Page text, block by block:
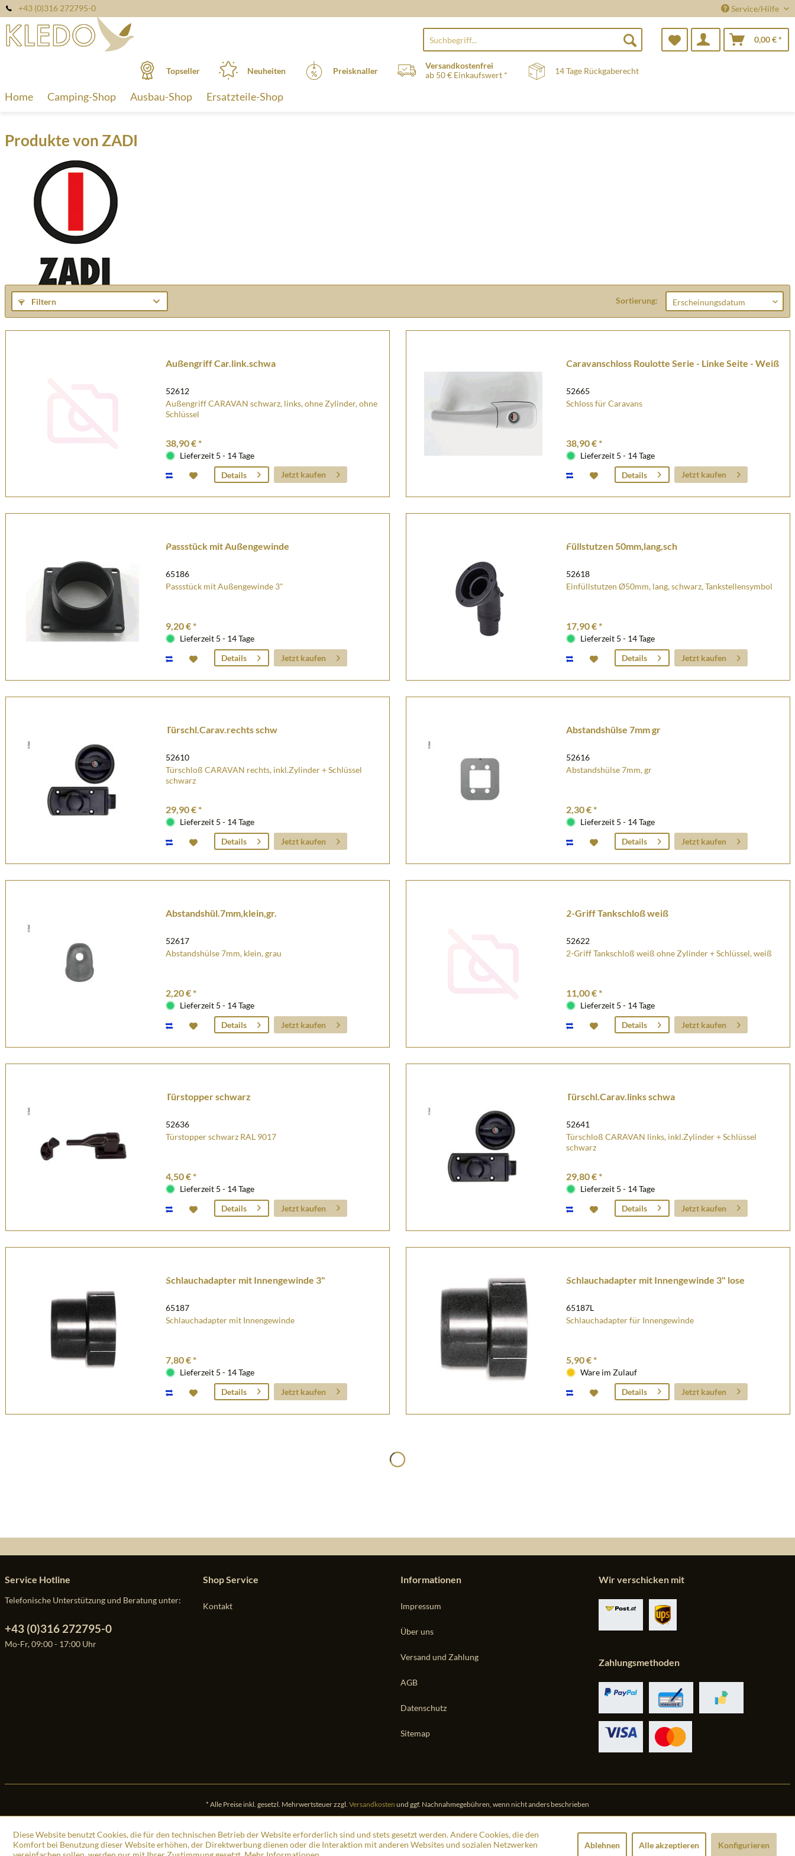
+43 (0)316 272795-0 Service/Hilfe
0,00 € *
Topseller Neuheiten Preisknaller
Versandkostenfrei
ab 50 € Einkaufswert *
14 Tage Rückgaberecht
Home Camping-Shop Ausbau-Shop Ersatzteile-Shop
Produkte von ZADI
Filtern Sortierung:
Außengriff Car.link.schwa
52612
Außengriff CARAVAN schwarz, links, ohne Zylinder, ohne
Schlüssel
38,90 € *
Lieferzeit 5 - 14 Tage
Details
Jetzt kaufen
Caravanschloss Roulotte Serie - Linke Seite - Weiß
52665
Schloss für Caravans
38,90 € *
Lieferzeit 5 - 14 Tage
Details
Jetzt kaufen
Passstück mit Außengewinde
65186
Passstück mit Außengewinde 3"
9,20 € *
Lieferzeit 5 - 14 Tage
Details
Jetzt kaufen
Füllstutzen 50mm,lang,sch
52618
Einfüllstutzen Ø50mm, lang, schwarz, Tankstellensymbol
17,90 € *
Lieferzeit 5 - 14 Tage
Details
Jetzt kaufen
Türschl.Carav.rechts schw
52610
Türschloß CARAVAN rechts, inkl.Zylinder + Schlüssel
schwarz
29,90 € *
Lieferzeit 5 - 14 Tage
Details
Jetzt kaufen
Abstandshülse 7mm gr
52616
Abstandshülse 7mm, gr
2,30 € *
Lieferzeit 5 - 14 Tage
Details
Jetzt kaufen
Abstandshül.7mm,klein,gr.
52617
Abstandshülse 7mm, klein, grau
2,20 € *
Lieferzeit 5 - 14 Tage
Details
Jetzt kaufen
2-Griff Tankschloß weiß
52622
2-Griff Tankschloß weiß ohne Zylinder + Schlüssel, weiß
11,00 € *
Lieferzeit 5 - 14 Tage
Details
Jetzt kaufen
Türstopper schwarz
52636
Türstopper schwarz RAL 9017
4,50 € *
Lieferzeit 5 - 14 Tage
Details
Jetzt kaufen
Türschl.Carav.links schwa
52641
Türschloß CARAVAN links, inkl.Zylinder + Schlüssel
schwarz
29,80 € *
Lieferzeit 5 - 14 Tage
Details
Jetzt kaufen
Schlauchadapter mit Innengewinde 3"
65187
Schlauchadapter mit Innengewinde
7,80 € *
Lieferzeit 5 - 14 Tage
Details
Jetzt kaufen
Schlauchadapter mit Innengewinde 3" lose
65187L
Schlauchadapter für Innengewinde
5,90 € *
Ware im Zulauf
Details
Jetzt kaufen
Service Hotline
Telefonische Unterstützung und Beratung unter:
+43 (0)316 272795-0
Mo-Fr, 09:00 - 17:00 Uhr
Shop Service
Kontakt
Informationen
Impressum
Über uns
Versand und Zahlung
AGB
Datenschutz
Sitemap
Wir verschicken mit
Zahlungsmethoden
* Alle Preise inkl. gesetzl. Mehrwertsteuer zzgl. Versandkosten und ggf. Nachnahmegebühren, wenn nicht anders beschrieben
Diese Website benutzt Cookies, die für den technischen Betrieb der Website erforderlich sind und stets gesetzt werden. Andere Cookies, die den
Komfort bei Benutzung dieser Website erhöhen, der Direktwerbung dienen oder die Interaktion mit anderen Websites und sozialen Netzwerken
Ablehnen Alle akzeptieren Konfigurieren